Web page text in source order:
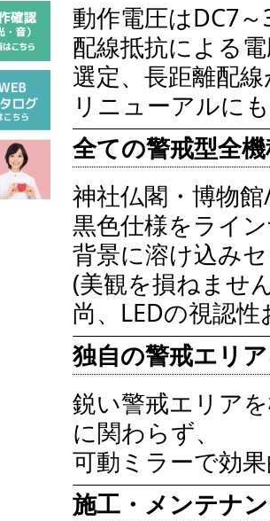
動作電圧はDC7～
配線抵抗による
選定、長距離配
リニューアルに
全ての警戒型全
神社仏閣・博物
黒色仕様をライ
背景に溶け込み
(美観を損ねませ
尚、LEDの視認
独自の警戒エリ
鋭い警戒エリア
に関わらず、
可動ミラーで効
施工・メンテナ